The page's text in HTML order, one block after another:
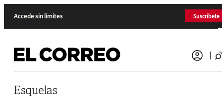
Accede sin límites Suscríbete
Esquelas